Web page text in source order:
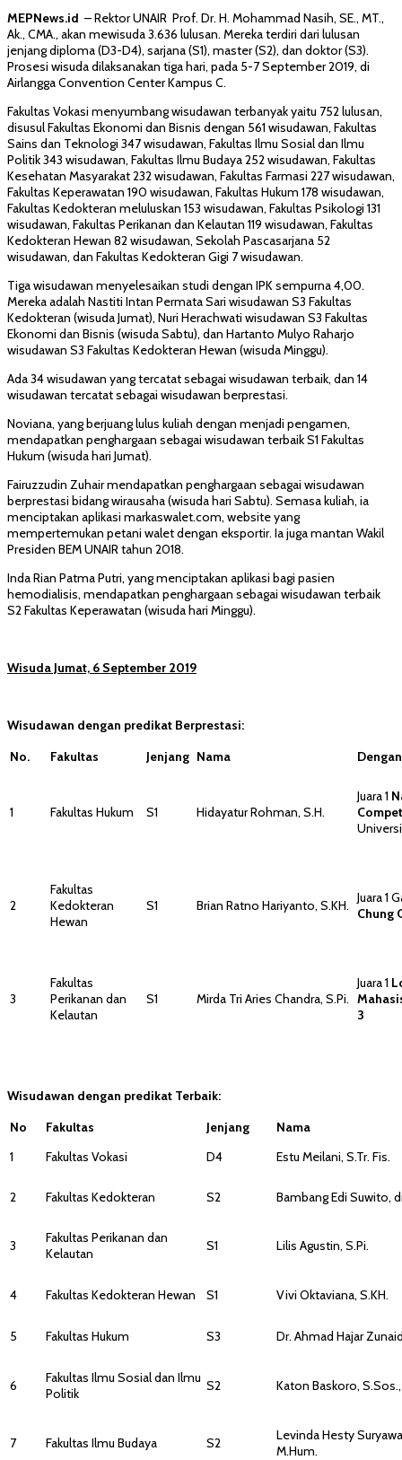
MEPNews.id – Rektor UNAIR Prof. Dr. H. Mohammad Nasih, SE., MT.,
Ak., CMA., akan mewisuda 3.636 lulusan. Mereka terdiri dari lulusan
jenjang diploma (D3-D4), sarjana (S1), master (S2), dan doktor (S3).
Prosesi wisuda dilaksanakan tiga hari, pada 5-7 September 2019, di
Airlangga Convention Center Kampus C.
Fakultas Vokasi menyumbang wisudawan terbanyak yaitu 752 lulusan,
disusul Fakultas Ekonomi dan Bisnis dengan 561 wisudawan, Fakultas
Sains dan Teknologi 347 wisudawan, Fakultas Ilmu Sosial dan Ilmu
Politik 343 wisudawan, Fakultas Ilmu Budaya 252 wisudawan, Fakultas
Kesehatan Masyarakat 232 wisudawan, Fakultas Farmasi 227 wisudawan,
Fakultas Keperawatan 190 wisudawan, Fakultas Hukum 178 wisudawan,
Fakultas Kedokteran meluluskan 153 wisudawan, Fakultas Psikologi 131
wisudawan, Fakultas Perikanan dan Kelautan 119 wisudawan, Fakultas
Kedokteran Hewan 82 wisudawan, Sekolah Pascasarjana 52
wisudawan, dan Fakultas Kedokteran Gigi 7 wisudawan.
Tiga wisudawan menyelesaikan studi dengan IPK sempurna 4,00.
Mereka adalah Nastiti Intan Permata Sari wisudawan S3 Fakultas
Kedokteran (wisuda Jumat), Nuri Herachwati wisudawan S3 Fakultas
Ekonomi dan Bisnis (wisuda Sabtu), dan Hartanto Mulyo Raharjo
wisudawan S3 Fakultas Kedokteran Hewan (wisuda Minggu).
Ada 34 wisudawan yang tercatat sebagai wisudawan terbaik, dan 14
wisudawan tercatat sebagai wisudawan berprestasi.
Noviana, yang berjuang lulus kuliah dengan menjadi pengamen,
mendapatkan penghargaan sebagai wisudawan terbaik S1 Fakultas
Hukum (wisuda hari Jumat).
Fairuzzudin Zuhair mendapatkan penghargaan sebagai wisudawan
berprestasi bidang wirausaha (wisuda hari Sabtu). Semasa kuliah, ia
menciptakan aplikasi markaswalet.com, website yang
mempertemukan petani walet dengan eksportir. Ia juga mantan Wakil
Presiden BEM UNAIR tahun 2018.
Inda Rian Patma Putri, yang menciptakan aplikasi bagi pasien
hemodialisis, mendapatkan penghargaan sebagai wisudawan terbaik
S2 Fakultas Keperawatan (wisuda hari Minggu).
Wisuda Jumat, 6 September 2019
Wisudawan dengan predikat Berprestasi:
No.
Fakultas Jenjang Nama
1 Fakultas Hukum S1 Hidayatur Rohman, S.H.
Juara 1
2
Fakultas
Kedokteran
Hewan
S1 Brian Ratno Hariyanto, S.KH. Juara 1
Chung
3
Fakultas
Perikanan dan
Kelautan
S1 Mirda Tri Aries Chandra, S.Pi.
Juara 1
3
Wisudawan dengan predikat Terbaik:
No
Fakultas Jenjang
Nama
1
Fakultas Vokasi D4 Estu Meilani, S.Tr. Fis.
2 Fakultas Kedokteran S2 Bambang Edi Suwito,
3
Fakultas Perikanan dan
Kelautan
S1 Lilis Agustin, S.Pi.
4 Fakultas Kedokteran Hewan S1 Vivi Oktaviana, S.KH.
5 Fakultas Hukum S3 Dr. Ahmad Hajar
6
Fakultas Ilmu Sosial dan Ilmu
Politik
S2 Katon Baskoro,
7 Fakultas Ilmu Budaya S2
Levinda Hesty
M.Hum.